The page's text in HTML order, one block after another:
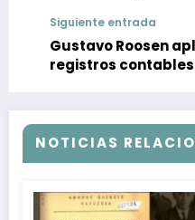
Siguiente entrada
Gustavo Roosen
registros contables
NOTICIAS